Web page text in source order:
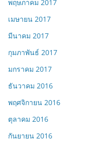
พฤษภาคม 2017
เมษายน 2017
มีนาคม 2017
กุมภาพันธ์ 2017
มกราคม 2017
ธันวาคม 2016
พฤศจิกายน 2016
ตุลาคม 2016
กันยายน 2016